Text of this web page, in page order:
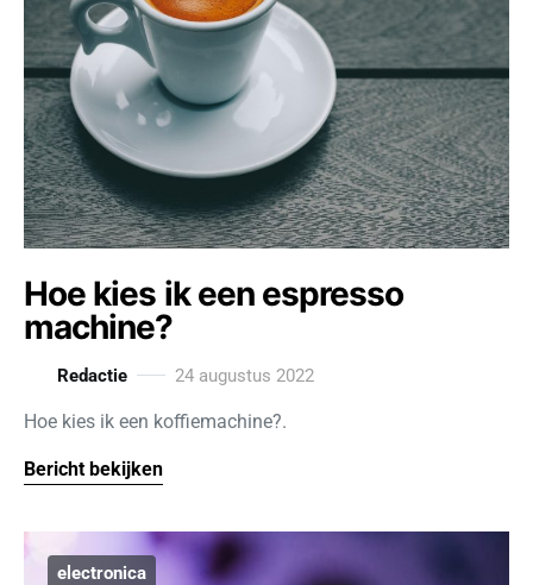
Hoe kies ik een espresso
machine?
Redactie 24 augustus 2022
Hoe kies ik een koffiemachine?.
Bericht bekijken
electronica